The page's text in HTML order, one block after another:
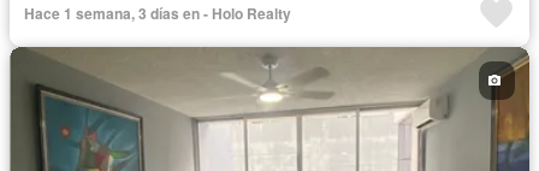
Agua
Hace 1 semana, 3 días en - Holo Realty